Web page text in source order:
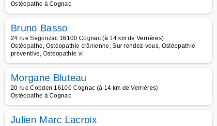
Ostéopathe à Cognac
Bruno Basso
24 rue Segonzac 16100 Cognac (à 14 km de Verrières)
Ostéopathe, Ostéopathie crânienne, Sur rendez-vous, Ostéopathie
préventive, Ostéopathie vi
Morgane Bluteau
20 rue Cobden 16100 Cognac (à 14 km de Verrières)
Ostéopathe à Cognac
Julien Marc Lacroix